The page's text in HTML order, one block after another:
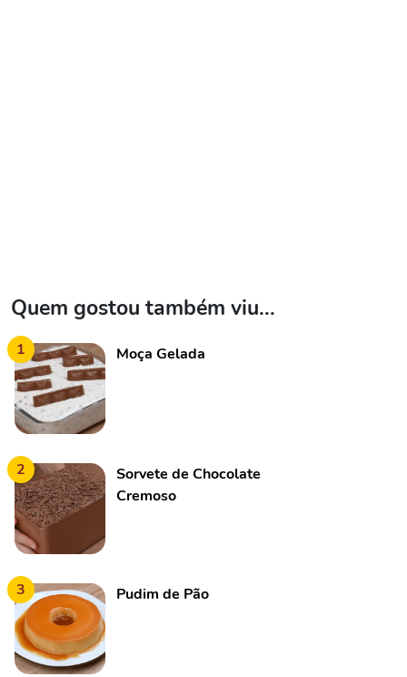
Quem gostou também viu...
1 Moça Gelada
2
Sorvete de Chocolate
Cremoso
3 Pudim de Pão